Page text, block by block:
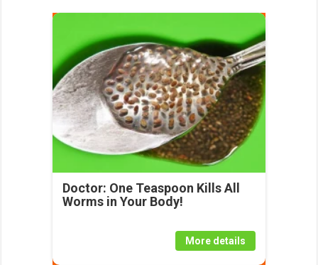
Doctor: One Teaspoon Kills All
Worms in Your Body!
More details